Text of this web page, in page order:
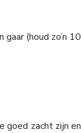
(houd zo’n 10
goed zacht zijn en